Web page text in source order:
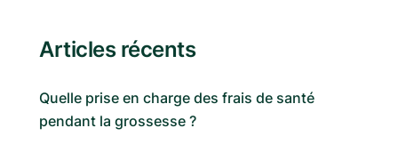
Articles récents
Quelle prise en charge des frais de santé
pendant la grossesse ?